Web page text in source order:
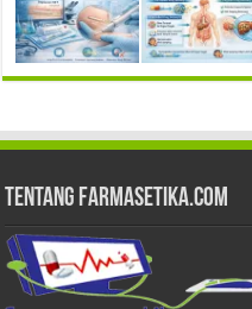
Tentang Farmasetika.com